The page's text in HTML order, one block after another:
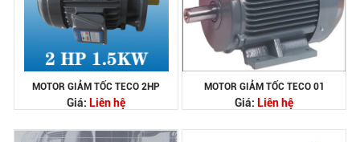
MOTOR GIẢM TỐC TECO 2HP
Giá: Liên hệ
MOTOR GIẢM TỐC TECO 01
Giá: Liên hệ